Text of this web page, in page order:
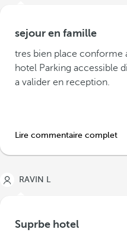
sejour en famille
tres bien place conforme aux photos
hotel Parking accessible
a valider en reception.
Lire commentaire complet
RAVIN L
Suprbe hotel